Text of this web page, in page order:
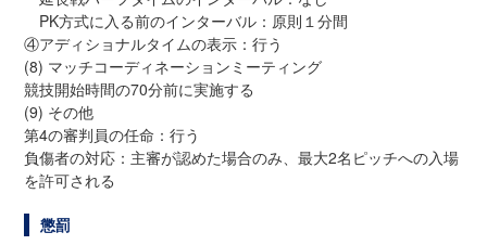
PK方式に入る前のインターバル：原則１分間
④アディショナルタイムの表示：行う
(8) マッチコーディネーションミーティング
競技開始時間の70分前に実施する
(9) その他
第4の審判員の任命：行う
負傷者の対応：主審が認めた場合のみ、最大2名ピッチへの入場
を許可される
懲罰